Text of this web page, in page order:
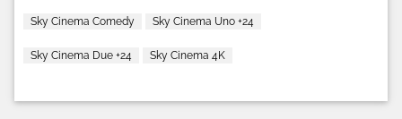
Sky Cinema Comedy Sky Cinema Uno +24
Sky Cinema Due +24 Sky Cinema 4K